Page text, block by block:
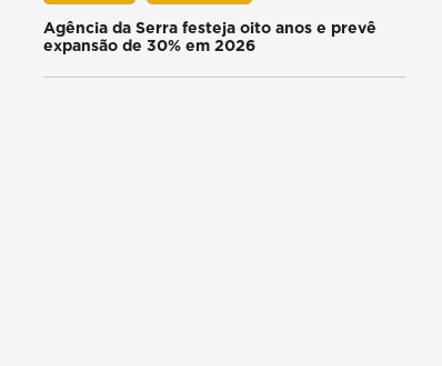
Agência da Serra festeja oito anos e prevê
expansão de 30% em 2026